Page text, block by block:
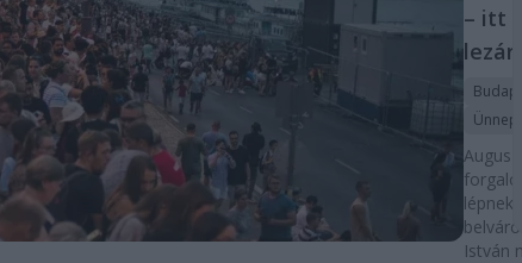
– itt
Ünnep
lépnek
István